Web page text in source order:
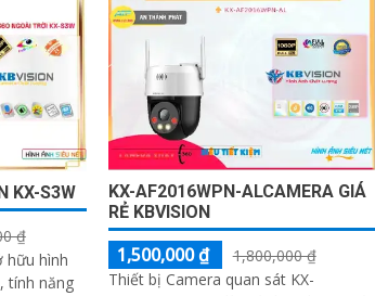
KX-S3W
₫
hữu hình
tính năng
KX-AF2016WPN-ALCAMERA GIÁ
RẺ KBVISION
1,500,000 ₫
1,800,000 ₫
Thiết bị Camera quan sát KX-